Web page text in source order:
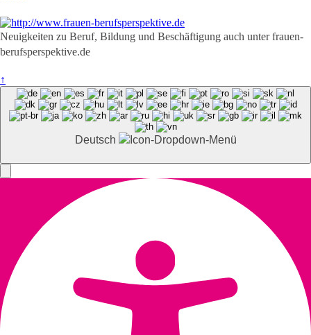
Neuigkeiten zu Beruf, Bildung und Beschäftigung auch unter frauen-
berufsperspektive.de
↑
Deutsch